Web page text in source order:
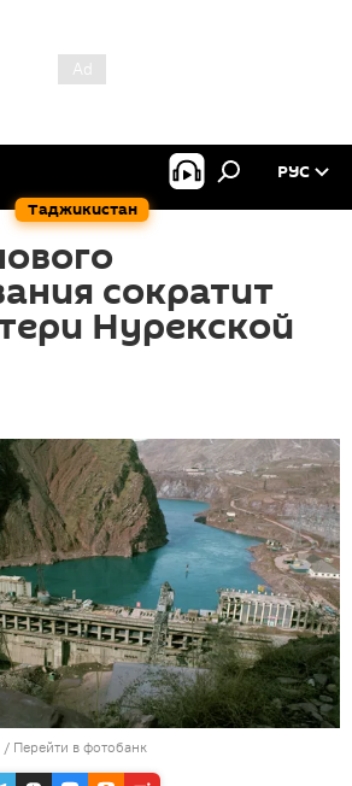
Таджикистан
РУС
сократит
Нурекской
/ Перейти в фотобанк